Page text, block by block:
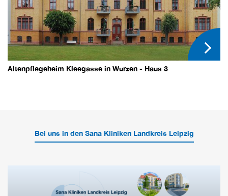
Altenpflegeheim Kleegasse in Wurzen - Haus 3
Bei uns in den Sana Kliniken Landkreis Leipzig